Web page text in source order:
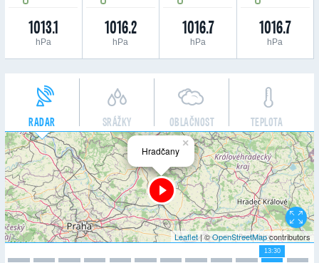
1013.1
hPa
1016.2
hPa
1016.7
hPa
1016.7
hPa
RADAR SRÁŽKY OBLAČNOST TEPLOTA
×
Hradčany
Leaflet| ©OpenStreetMapcontributors
13:30